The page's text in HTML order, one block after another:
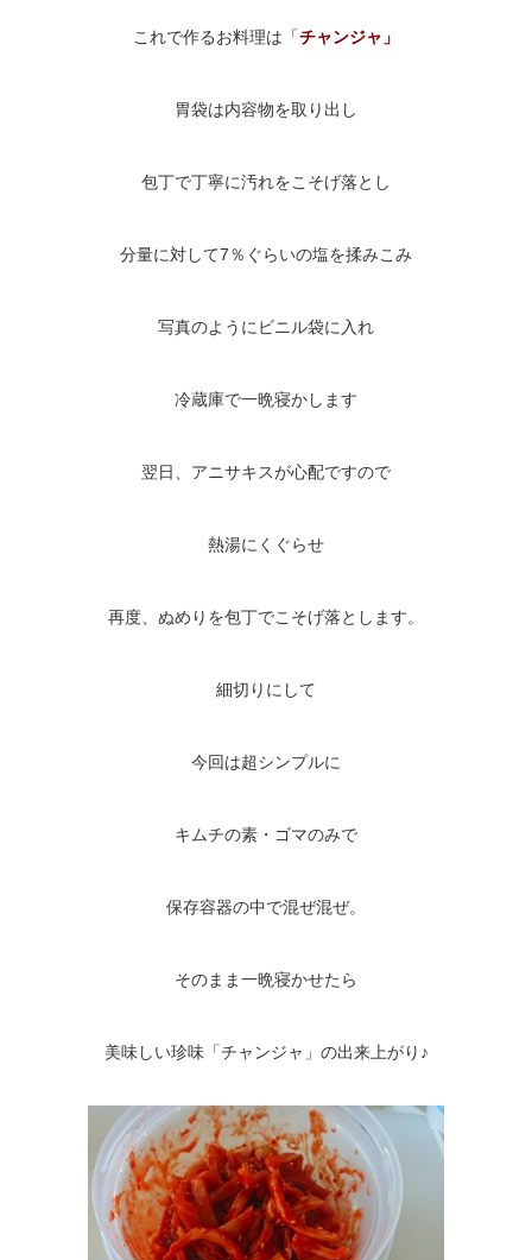
これで作るお料理は 「チャンジャ」
胃袋は内容物を取り出し
包丁で丁寧に汚れをこそげ落とし
分量に対して7％ぐらいの塩を揉みこみ
写真のようにビニル袋に入れ
冷蔵庫で一晩寝かします
翌日、アニサキスが心配ですので
熱湯にくぐらせ
再度、ぬめりを包丁でこそげ落とします。
細切りにして
今回は超シンプルに
キムチの素・ゴマのみで
保存容器の中で混ぜ混ぜ。
そのまま一晩寝かせたら
美味しい珍味「チャンジャ」の出来上がり♪